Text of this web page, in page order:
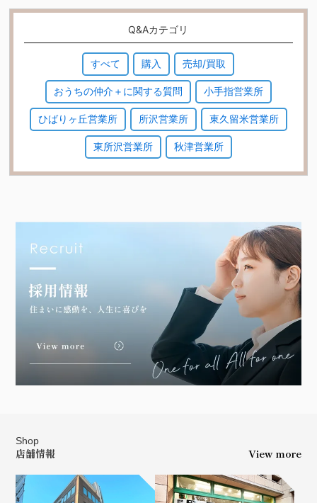
Q&Aカテゴリ
すべて 購入 売却/買取
おうちの仲介＋に関する質問 小手指営業所
ひばりヶ丘営業所 所沢営業所 東久留米営業所
東所沢営業所 秋津営業所
Shop
店舗情報 View more